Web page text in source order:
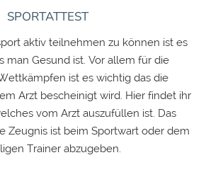
SPORTATTEST
aktiv teilnehmen zu können ist es
man Gesund ist. Vor allem für die
ist es wichtig das die
Arzt bescheinigt wird. Hier findet ihr
vom Arzt auszufüllen ist. Das
Zeugnis ist beim Sportwart oder dem
Trainer abzugeben.